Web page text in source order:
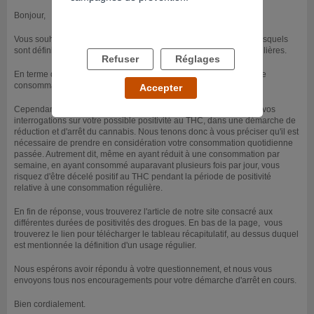
Bonjour,
Vous souhaitez connaître les seuils de consommations à partir desquels
sont définis les stades de consommations occasionnelles ou régulières.
En terme de dépistage, un usage est estimé régulier au delà d'une
consommation par semaine.
Cependant, nous avons vu votre précédent message concernant vos
interrogations sur votre possible positivité au THC, dans une démarche de
réduction et d'arrêt du cannabis. Nous tenons donc à vous préciser qu'il est
nécessaire de prendre en considération votre consommation quotidienne
passée. Autrement dit, même en ayant réduit à une consommation par
semaine, en ayant consommé auparavant plusieurs fois par jour, vous
risquez d'être décelé positif au THC pendant la période de positivité
relative à une consommation régulière.
En fin de réponse, vous trouverez l'article de notre site consacré aux
différentes durées de positivités des drogues. En bas de la page, vous
trouverez le lien pour télécharger le tableau récapitulatif, au dessus duquel
est mentionnée la définition d'un usage régulier.
Nous espérons avoir répondu à votre questionnement, et nous vous
envoyons tous nos encouragements pour votre démarche d'arrêt en cours.
Bien cordialement.
Refuser Réglages
Accepter